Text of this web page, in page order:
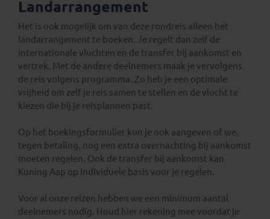
Landarrangement
Het is ook mogelijk om van deze rondreis alleen het
landarrangement te boeken. Je regelt dan zelf de
internationale vluchten en de transfer bij aankomst en
vertrek. Met de andere deelnemers maak je vervolgens
de reis volgens programma. Zo heb je een optimale
vrijheid om zelf je reis samen te stellen en de vlucht te
kiezen die bij je reisplannen past.
Op het boekingsformulier kun je ook aangeven of we,
tegen betaling, nog een extra overnachting bij aankomst
moeten regelen. Ook de transfer bij aankomst kan
Koning Aap op individuele basis voor je regelen.
Voor al onze reizen hebben we een minimum aantal
deelnemers nodig. Houd hier rekening mee voordat je